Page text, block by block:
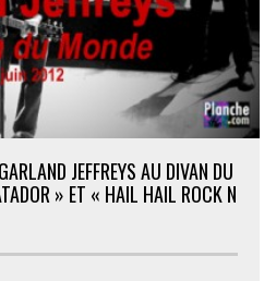
JEFFREYS AU DIVAN DU
» ET « HAIL HAIL ROCK N